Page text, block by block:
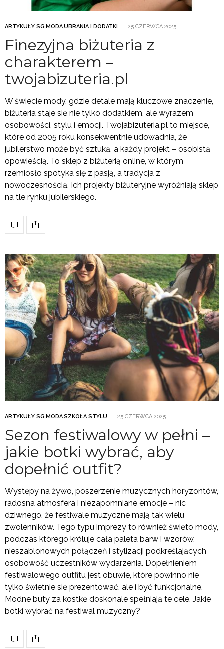
ARTYKUŁY SG,MODA,UBRANIA I DODATKI 25 CZERWCA 2025
Finezyjna biżuteria z
charakterem –
twojabizuteria.pl
W świecie mody, gdzie detale mają kluczowe znaczenie,
biżuteria staje się nie tylko dodatkiem, ale wyrazem
osobowości, stylu i emocji. Twojabizuteria.pl to miejsce,
które od 2005 roku konsekwentnie udowadnia, że
jubilerstwo może być sztuką, a każdy projekt – osobistą
opowieścią. To sklep z biżuterią online, w którym
rzemiosło spotyka się z pasją, a tradycja z
nowoczesnością. Ich projekty biżuteryjne wyróżniają sklep
na tle rynku jubilerskiego.
ARTYKUŁY SG,MODA,SZKOŁA STYLU 25 CZERWCA 2025
Sezon festiwalowy w pełni –
jakie botki wybrać, aby
dopełnić outfit?
Występy na żywo, poszerzenie muzycznych horyzontów,
radosna atmosfera i niezapomniane emocje – nic
dziwnego, że festiwale muzyczne mają tak wielu
zwolenników. Tego typu imprezy to również święto mody,
podczas którego króluje cała paleta barw i wzorów,
nieszablonowych połączeń i stylizacji podkreślających
osobowość uczestników wydarzenia. Dopełnieniem
festiwalowego outfitu jest obuwie, które powinno nie
tylko świetnie się prezentować, ale i być funkcjonalne.
Modne buty za kostkę doskonale spełniają te cele. Jakie
botki wybrać na festiwal muzyczny?